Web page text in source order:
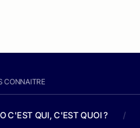
CONNAITRE
C'EST QUI, C'EST QUOI ? /